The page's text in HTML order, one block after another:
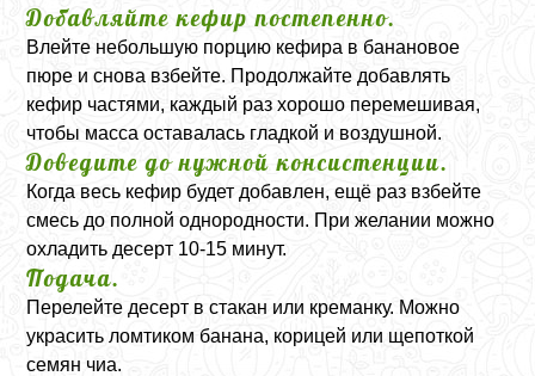
Добавляйте кефир постепенно.
Влейте небольшую порцию кефира в банановое
пюре и снова взбейте. Продолжайте добавлять
кефир частями, каждый раз хорошо перемешивая,
чтобы масса оставалась гладкой и воздушной.
Доведите до нужной консистенции.
Когда весь кефир будет добавлен, ещё раз взбейте
смесь до полной однородности. При желании можно
охладить десерт 10-15 минут.
Подача.
Перелейте десерт в стакан или креманку. Можно
украсить ломтиком банана, корицей или щепоткой
семян чиа.